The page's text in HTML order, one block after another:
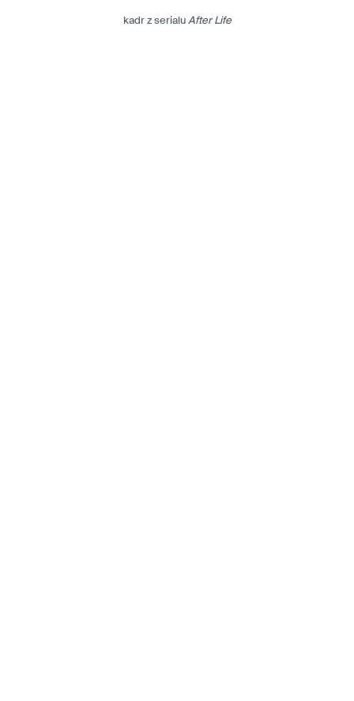
kadr z serialuAfter Life